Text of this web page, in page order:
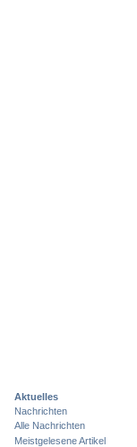
Aktuelles
Nachrichten
Alle Nachrichten
Meistgelesene Artikel